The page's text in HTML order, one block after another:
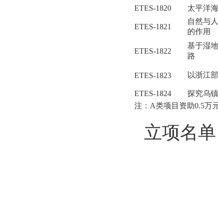
ETES-1820
太平洋
ETES-1821
自然与
的作用
ETES-1822
基于湿
路
ETES-1823 以浙江
ETES-1824
探究乌
注：A类项目资助0.5万
立项名